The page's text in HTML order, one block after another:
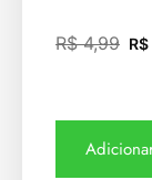
R$4,99 R$